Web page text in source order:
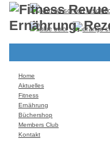
Home
Aktuelles
Fitness
Ernährung
Büchershop
Members Club
Kontakt